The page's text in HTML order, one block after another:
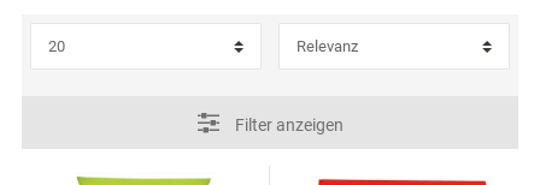
Filter anzeigen
IE